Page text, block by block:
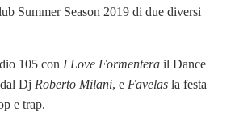
Summer Season 2019 di due diversi
105 con I Love Formentera il Dance
Dj Roberto Milani, e Favelas la festa
e trap.